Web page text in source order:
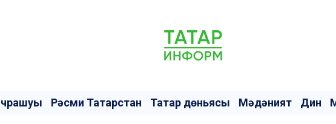
Рәсми Татарстан Татар дөньясы Мәдәният Дин